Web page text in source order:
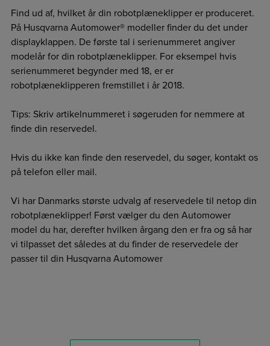
Find ud af, hvilket år din robotplæneklipper er produceret.
På Husqvarna Automower® modeller finder du det under
displayklappen. De første tal i serienummeret angiver
modelår for din robotplæneklipper. For eksempel hvis
serienummeret begynder med 18, er er
robotplæneklipperen fremstillet i år 2018.
Tips: Skriv artikelnummeret i søgeruden for nemmere at
finde din reservedel.
Hvis du ikke kan finde den reservedel, du søger, kontakt os
på telefon eller mail.
Vi har Danmarks største udvalg af reservedele til netop din
robotplæneklipper! Først vælger du den Automower
model du har, derefter hvilken årgang den er fra og så har
vi tilpasset det således at du finder de reservedele der
passer til din Husqvarna Automower